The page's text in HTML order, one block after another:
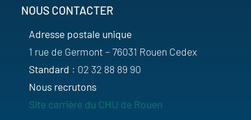
NOUS CONTACTER
Adresse postale unique
1 rue de Germont – 76031 Rouen Cedex
Standard : 02 32 88 89 90
Nous recrutons
Site carrière du CHU de Rouen